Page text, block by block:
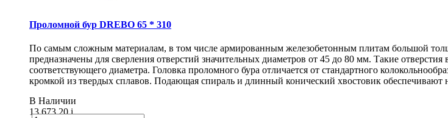
Проломной бур DREBO 65 * 310
По самым сложным материалам, в том числе армированным железобетонным плитам большой
предназначены для сверления отверстий значительных диаметров от 45 до 80 мм. Такие
соответствующего диаметра. Головка проломного бура отличается от стандартного
кромкой из твердых сплавов. Подающая спираль и длинный конический хвостовик обеспечивают
В Наличии
13 673.20i